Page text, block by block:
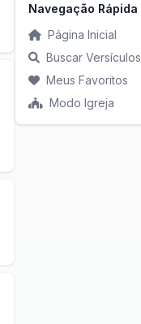
Navegação Rápida
Página Inicial
Buscar Versículos
Meus Favoritos
Modo Igreja